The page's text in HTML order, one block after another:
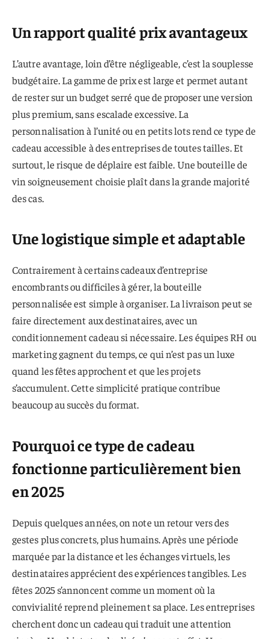
Un rapport qualité prix avantageux
L’autre avantage, loin d’être négligeable, c’est la souplesse
budgétaire. La gamme de prix est large et permet autant
de rester sur un budget serré que de proposer une version
plus premium, sans escalade excessive. La
personnalisation à l’unité ou en petits lots rend ce type de
cadeau accessible à des entreprises de toutes tailles. Et
surtout, le risque de déplaire est faible. Une bouteille de
vin soigneusement choisie plaît dans la grande majorité
des cas.
Une logistique simple et adaptable
Contrairement à certains cadeaux d’entreprise
encombrants ou difficiles à gérer, la bouteille
personnalisée est simple à organiser. La livraison peut se
faire directement aux destinataires, avec un
conditionnement cadeau si nécessaire. Les équipes RH ou
marketing gagnent du temps, ce qui n’est pas un luxe
quand les fêtes approchent et que les projets
s’accumulent. Cette simplicité pratique contribue
beaucoup au succès du format.
Pourquoi ce type de cadeau
fonctionne particulièrement bien
en 2025
Depuis quelques années, on note un retour vers des
gestes plus concrets, plus humains. Après une période
marquée par la distance et les échanges virtuels, les
destinataires apprécient des expériences tangibles. Les
fêtes 2025 s’annoncent comme un moment où la
convivialité reprend pleinement sa place. Les entreprises
cherchent donc un cadeau qui traduit une attention